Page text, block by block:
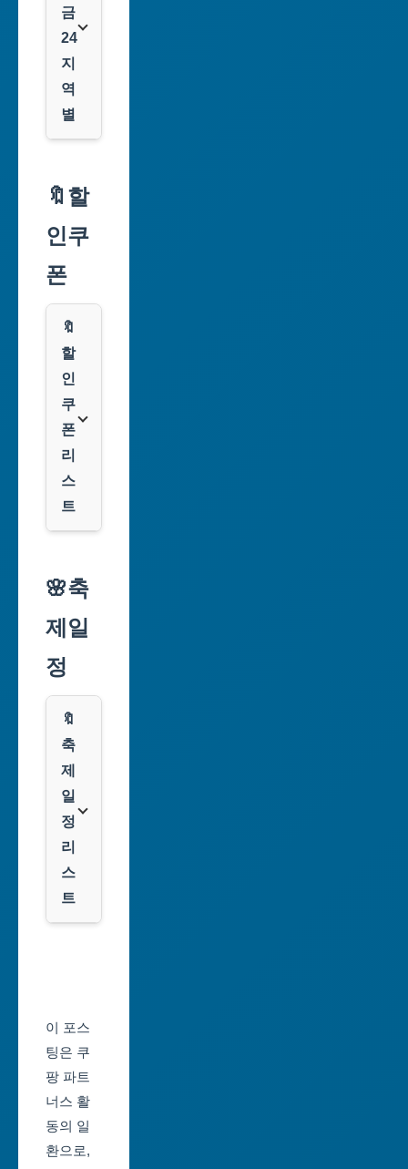
금
24
지
역
별
울
특
별
부
산
광
역
시
대
인
광
역
주
광
역
시
대
전
광
광
역
시
세
🔖할
인쿠
폰
🔖
할
인
쿠
폰
리
스
트
리
스
레
쿠
팡
클
룩
🌸축
제일
정
🔖
축
제
일
정
리
스
트
일
정
부
산
이 포스
팅은 쿠
팡 파트
너스 활
동의 일
환으로,